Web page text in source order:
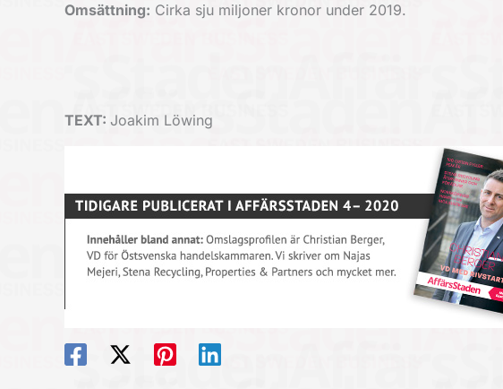
Omsättning: Cirka sju miljoner kronor under 2019.
TEXT: Joakim Löwing